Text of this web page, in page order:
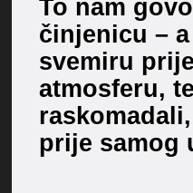
To nam
činjenicu –
svemiru
atmosferu,
prije samog